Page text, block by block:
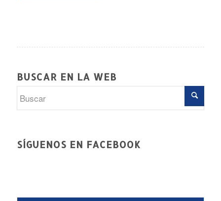
BUSCAR EN LA WEB
SÍGUENOS EN FACEBOOK